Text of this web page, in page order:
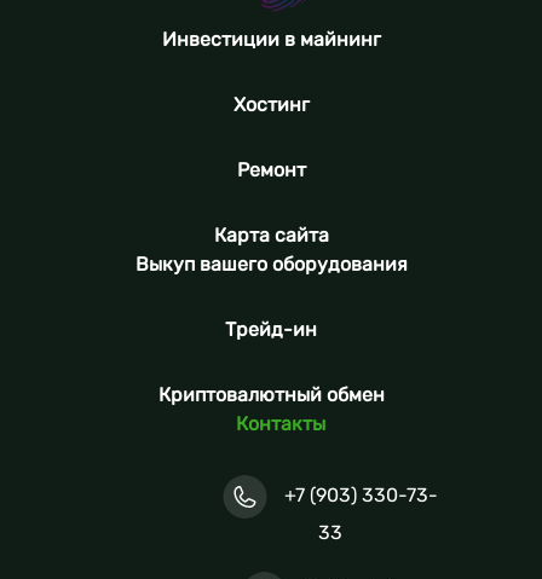
Инвестиции в майнинг
Хостинг
Ремонт
Карта сайта
Выкуп вашего оборудования
Трейд-ин
Криптовалютный обмен
Контакты
+7 (903) 330-73-
33